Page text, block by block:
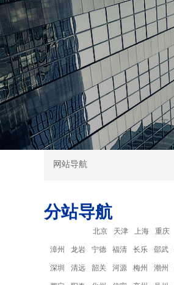
网站导航
分站导航
北京 天津 上海 重庆
漳州 龙岩 宁德 福清 长乐 邵武
深圳 清远 韶关 河源 梅州 潮州